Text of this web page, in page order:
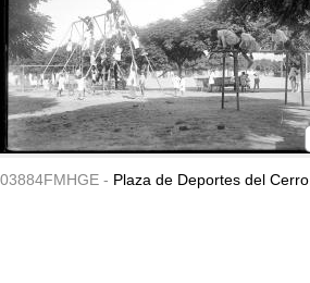
03884FMHGE - Plaza de Deportes del Cerro.